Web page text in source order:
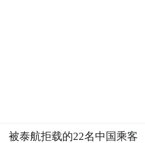
被泰航拒载的22名中国乘客